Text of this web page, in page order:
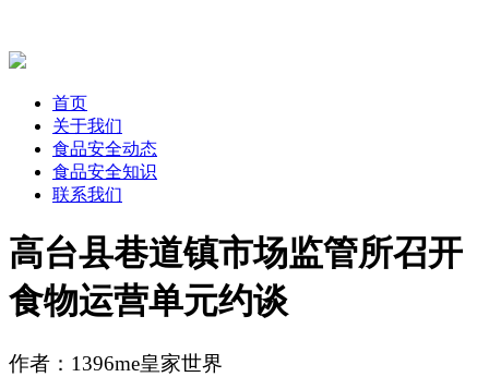
首页
关于我们
食品安全动态
食品安全知识
联系我们
高台县巷道镇市场监管所召开
食物运营单元约谈
作者：1396me皇家世界